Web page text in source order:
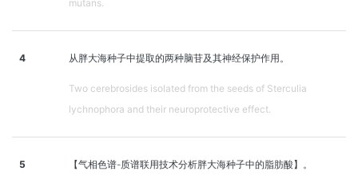
mutans.
4 从胖大海种子中提取的两种脑苷及其神经保护作用。
Two cerebrosides isolated from the seeds of Sterculia
lychnophora and their neuroprotective effect.
5 【气相色谱-质谱联用技术分析胖大海种子中的脂肪酸】。